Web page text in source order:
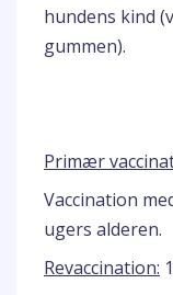
hundens kind
gummen).
Primær
Vaccination
ugers alderen.
Revaccination: